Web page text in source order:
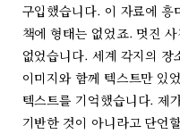
구입했습니다. 이 자료에 흥
책에 형태는 없었죠. 멋진
없었습니다. 세계 각지의 장
이미지와 함께 텍스트만 있
텍스트를 기억했습니다. 제
기반한 것이 아니라고 단언